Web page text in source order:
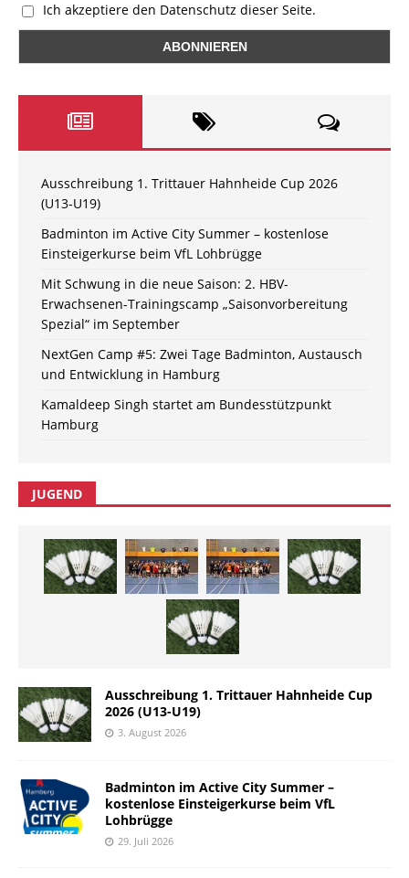
Ich akzeptiere den Datenschutz dieser Seite.
Ausschreibung 1. Trittauer Hahnheide Cup 2026
(U13-U19)
Badminton im Active City Summer – kostenlose
Einsteigerkurse beim VfL Lohbrügge
Mit Schwung in die neue Saison: 2. HBV-
Erwachsenen-Trainingscamp „Saisonvorbereitung
Spezial“ im September
NextGen Camp #5: Zwei Tage Badminton, Austausch
und Entwicklung in Hamburg
Kamaldeep Singh startet am Bundesstützpunkt
Hamburg
JUGEND
Ausschreibung 1. Trittauer Hahnheide Cup
2026 (U13-U19)
3. August 2026
Badminton im Active City Summer –
kostenlose Einsteigerkurse beim VfL
Lohbrügge
29. Juli 2026